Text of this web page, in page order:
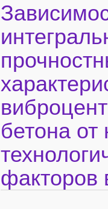
бетона от
факторов